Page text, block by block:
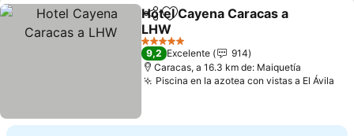
CompartirAgregar a favoritos
Hotel Cayena Caracas a
LHW
Ver precios
5 Estrellas
9,2 Excelente
914
Caracas, a 16.3 km de: Maiquetía
Piscina en la azotea con vistas a El Ávila